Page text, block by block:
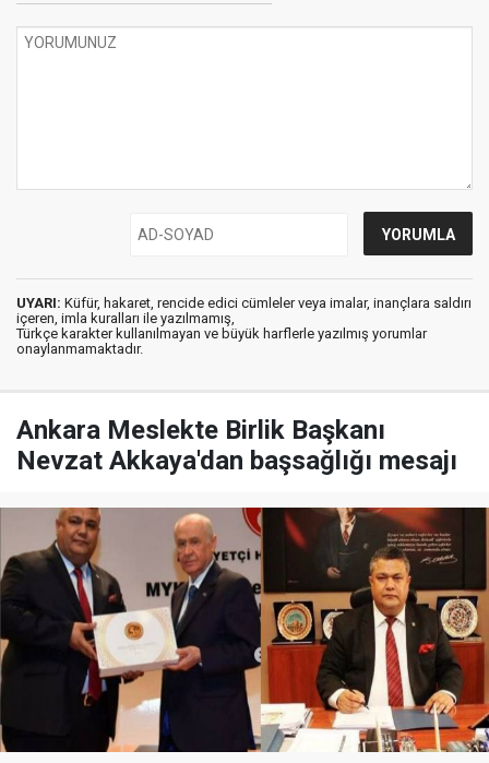
UYARI: Küfür, hakaret, rencide edici cümleler veya imalar, inançlara saldırı
içeren, imla kuralları ile yazılmamış,
Türkçe karakter kullanılmayan ve büyük harflerle yazılmış yorumlar
onaylanmamaktadır.
Ankara Meslekte Birlik Başkanı
Nevzat Akkaya'dan başsağlığı mesajı